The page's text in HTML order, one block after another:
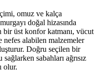
omuz ve kalça
doğal hizasında
bir üst konfor katmanı, vücut
nefes alabilen malzemeler
Doğru seçilen bir
sabahları ağrısız
olur.